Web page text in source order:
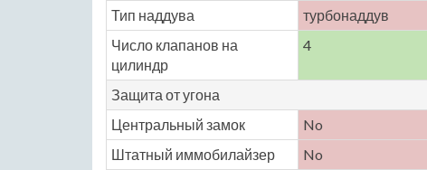
Тип наддува
турбонаддув
Число клапанов на
цилиндр
4
Защита от угона
Центральный замок
No
Штатный иммобилайзер
No